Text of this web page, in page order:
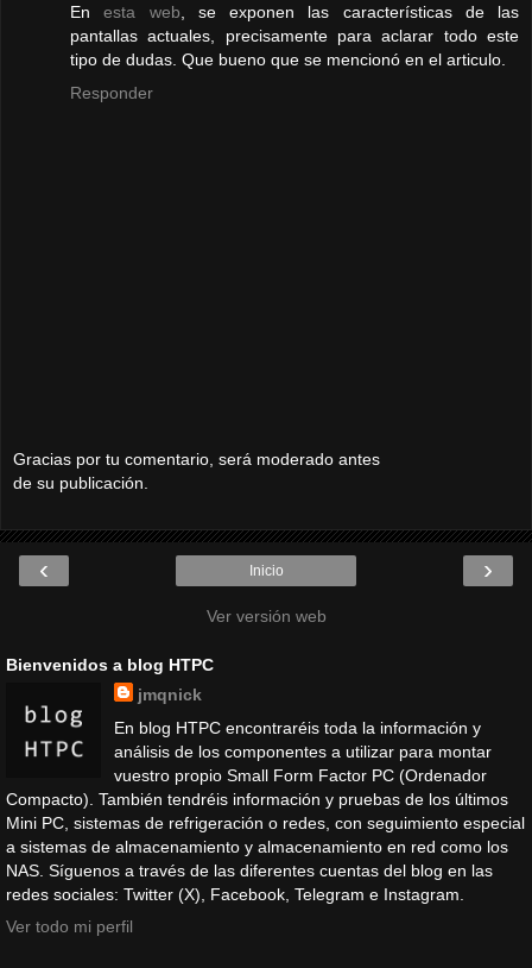
Enesta web, se exponen las características de las
pantallas actuales, precisamente para aclarar todo este
tipo de dudas. Que bueno que se mencionó en el articulo.
Responder
Gracias por tu comentario, será moderado antes
de su publicación.
‹ ›
Inicio
Ver versión web
Bienvenidos a blog HTPC
jmqnick
En blog HTPC encontraréis toda la información y
análisis de los componentes a utilizar para montar
vuestro propio Small Form Factor PC (Ordenador
Compacto). También tendréis información y pruebas de los últimos
Mini PC, sistemas de refrigeración o redes, con seguimiento especial
a sistemas de almacenamiento y almacenamiento en red como los
NAS. Síguenos a través de las diferentes cuentas del blog en las
redes sociales: Twitter (X), Facebook, Telegram e Instagram.
Ver todo mi perfil